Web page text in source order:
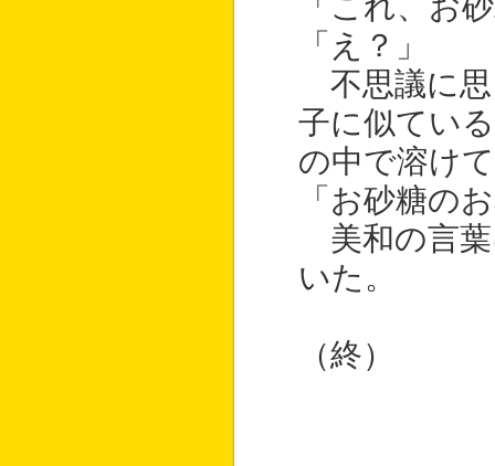
「これ、お
「え？」
不思議に思
子に似てい
の中で溶け
「お砂糖の
美和の言葉
いた。
（終）